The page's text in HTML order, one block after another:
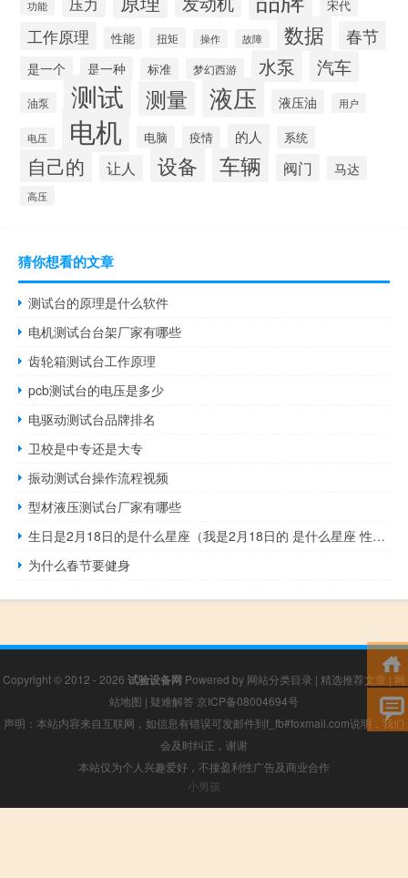
功能 压力 宋代
工作原理 性能 扭矩 操作 故障 数据 春节
是一个 是一种 标准 梦幻西游 水泵 汽车
油泵 测试 测量 液压 液压油 用户
电压 电机 电脑 疫情 的人 系统
自己的 让人 设备 车辆 阀门 马达
高压
猜你想看的文章
测试台的原理是什么软件
电机测试台台架厂家有哪些
齿轮箱测试台工作原理
pcb测试台的电压是多少
电驱动测试台品牌排名
卫校是中专还是大专
振动测试台操作流程视频
型材液压测试台厂家有哪些
生日是2月18日的是什么星座（我是2月18日的 是什么星座 性格怎么样）
为什么春节要健身
Copyright © 2012 - 2026 试验设备网 Powered by 网站分类目录 | 精选推荐文章 | 网
站地图 | 疑难解答 京ICP备08004694号
声明：本站内容来自互联网，如信息有错误可发邮件到f_fb#foxmail.com说明，我们
会及时纠正，谢谢
本站仅为个人兴趣爱好，不接盈利性广告及商业合作
小男孩